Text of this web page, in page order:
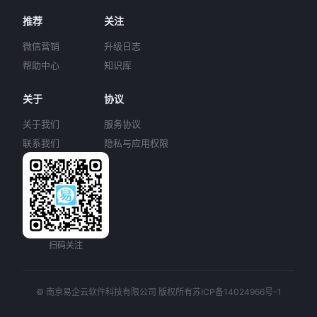
推荐
微信营销
帮助中心
关注
升级日志
知识库
关于
关于我们
联系我们
协议
服务协议
隐私与应用权限
扫码关注
© 南京易企云软件科技有限公司 版权所有苏ICP备14024966号-1